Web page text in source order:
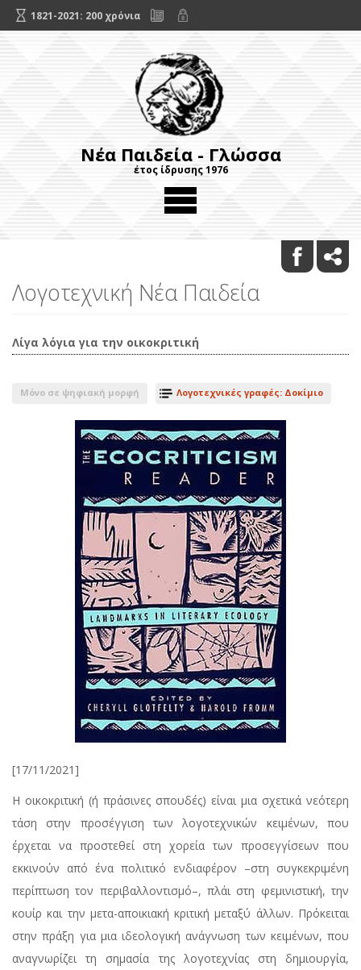
1821-2021: 200 χρόνια
Νέα Παιδεία - Γλώσσα
έτος ίδρυσης 1976
Λογοτεχνική Νέα Παιδεία
Λίγα λόγια για την οικοκριτική
Μόνο σε ψηφιακή μορφή Λογοτεχνικές γραφές: Δοκίμιο
[17/11/2021]
Η οικοκριτική (ή πράσινες σπουδές) είναι μια σχετικά νεότερη
τάση στην προσέγγιση των λογοτεχνικών κειμένων, που
έρχεται να προστεθεί στη χορεία των προσεγγίσεων που
εκκινούν από ένα πολιτικό ενδιαφέρον –στη συγκεκριμένη
περίπτωση τον περιβαλλοντισμό–, πλάι στη φεμινιστική, την
κουίρ και την μετα-αποικιακή κριτική μεταξύ άλλων. Πρόκειται
στην πράξη για μια ιδεολογική ανάγνωση των κειμένων, που
αναγνωρίζει τη σημασία της λογοτεχνίας στη δημιουργία,